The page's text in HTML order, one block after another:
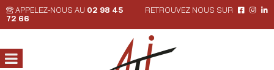
APPELEZ-NOUS AU 02 98 45
72 66
RETROUVEZ NOUS SUR